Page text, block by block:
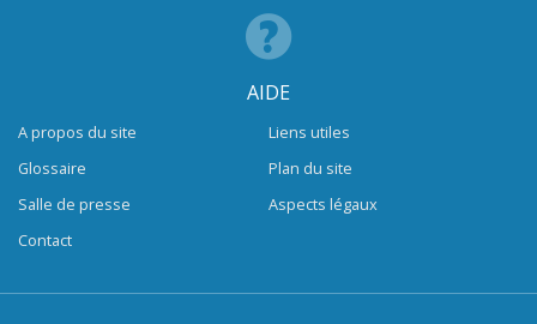
AIDE
A propos du site
Glossaire
Salle de presse
Contact
Liens utiles
Plan du site
Aspects légaux